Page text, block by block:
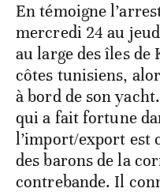
En témoigne
mercredi 24 au
au large des îles de
côtes tunisiens,
à bord de son
qui a fait fortune
l’import/export est
des barons de la
contrebande. Il